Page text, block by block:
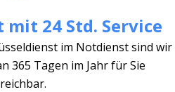
24 Std. Service
im Notdienst sind wir
365 Tagen im Jahr für Sie